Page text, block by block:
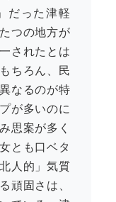
だった津軽
つの地方が
されたとは
ちろん、民
なるのが特
が多いのに
思案が多く
とも口ベタ
人的」気質
頑固さは、